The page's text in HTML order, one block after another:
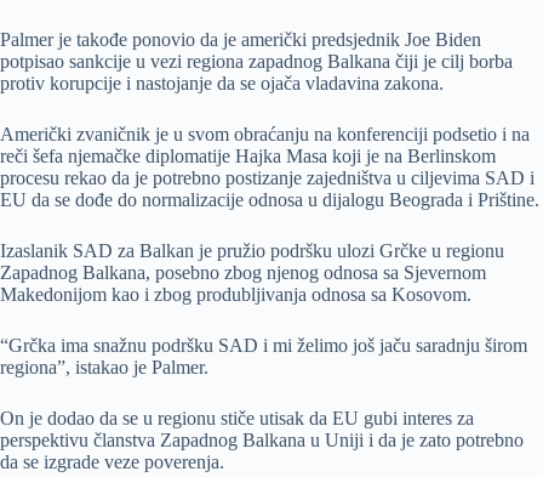
Palmer je takođe ponovio da je američki predsjednik Joe Biden
potpisao sankcije u vezi regiona zapadnog Balkana čiji je cilj borba
protiv korupcije i nastojanje da se ojača vladavina zakona.
Američki zvaničnik je u svom obraćanju na konferenciji podsetio i na
reči šefa njemačke diplomatije Hajka Masa koji je na Berlinskom
procesu rekao da je potrebno postizanje zajedništva u ciljevima SAD i
EU da se dođe do normalizacije odnosa u dijalogu Beograda i Prištine.
Izaslanik SAD za Balkan je pružio podršku ulozi Grčke u regionu
Zapadnog Balkana, posebno zbog njenog odnosa sa Sjevernom
Makedonijom kao i zbog produbljivanja odnosa sa Kosovom.
“Grčka ima snažnu podršku SAD i mi želimo još jaču saradnju širom
regiona”, istakao je Palmer.
On je dodao da se u regionu stiče utisak da EU gubi interes za
perspektivu članstva Zapadnog Balkana u Uniji i da je zato potrebno
da se izgrade veze poverenja.